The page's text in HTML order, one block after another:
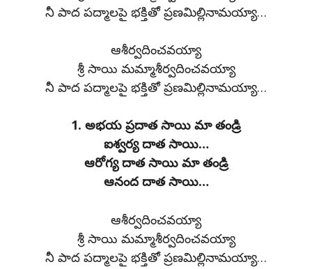
నీ పాద పద్మాలపై భక్తితో ప్రణమిల్లినామయ్యా…
ఆశీర్వదించవయ్యా
శ్రీ సాయి మమ్మాశీర్వదించవయ్యా
నీ పాద పద్మాలపై భక్తితో ప్రణమిల్లినామయ్యా…
1. అభయ ప్రదాత సాయి మా తండ్రి
ఐశ్వర్య దాత సాయి…
ఆరోగ్య దాత సాయి మా తండ్రి
ఆనంద దాత సాయి…
ఆశీర్వదించవయ్యా
శ్రీ సాయి మమ్మాశీర్వదించవయ్యా
నీ పాద పద్మాలపై భక్తితో ప్రణమిల్లినామయ్యా…